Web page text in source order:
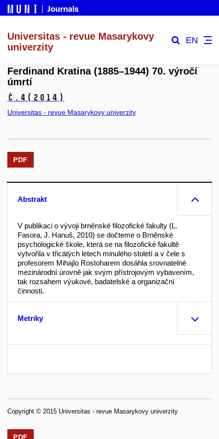
Universitas - revue Masarykovy
univerzity
EN
Ferdinand Kratina (1885–1944) 70. výročí
úmrtí
č.4 (2014)
Universitas - revue Masarykovy univerzity
PDF
Abstrakt
V publikaci o vývoji brněnské filozofické fakulty (L.
Fasora, J. Hanuš, 2010) se dočteme o Brněnské
psychologické škole, která se na filozofické fakultě
vytvořila v třicátých letech minulého století a v čele s
profesorem Mihajlo Rostoharem dosáhla srovnatelné
mezinárodní úrovně jak svým přístrojovým vybavením,
tak rozsahem výukové, badatelské a organizační
činnosti.
Metriky
Copyright © 2015 Universitas - revue Masarykovy univerzity
PDF